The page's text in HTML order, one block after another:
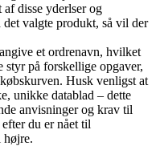
disse yderlser og
valgte produkt, så vil der
et ordrenavn, hvilket
på forskellige opgaver,
Husk venligst at
unikke datablad – dette
anvisninger og krav til
du er nået til
højre.